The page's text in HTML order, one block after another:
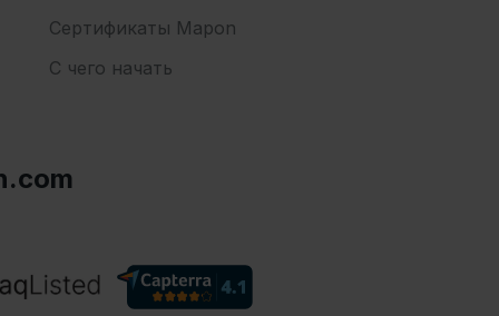
Сертификаты Mapon
С чего начать